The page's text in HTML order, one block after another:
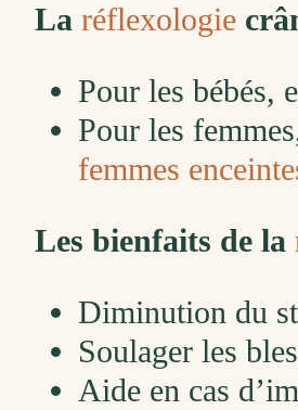
La réflexologie
Pour les bébés,
Pour les
femmes
Les bienfaits de la
Diminution du
Soulager les
Aide en cas